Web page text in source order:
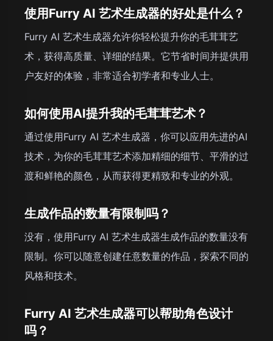
使用Furry AI 艺术生成器的好处是什么？
Furry AI 艺术生成器允许你轻松提升你的毛茸茸艺
术，获得高质量、详细的结果。它节省时间并提供用
户友好的体验，非常适合初学者和专业人士。
如何使用AI提升我的毛茸茸艺术？
通过使用Furry AI 艺术生成器，你可以应用先进的AI
技术，为你的毛茸茸艺术添加精细的细节、平滑的过
渡和鲜艳的颜色，从而获得更精致和专业的外观。
生成作品的数量有限制吗？
没有，使用Furry AI 艺术生成器生成作品的数量没有
限制。你可以随意创建任意数量的作品，探索不同的
风格和技术。
Furry AI 艺术生成器可以帮助角色设计
吗？